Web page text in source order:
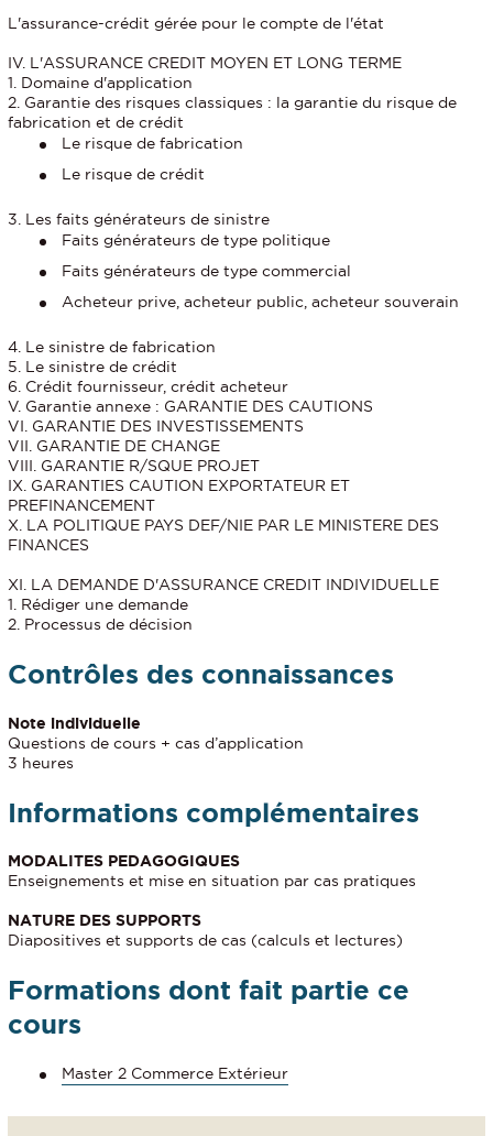
L'assurance-crédit gérée pour le compte de l'état
IV. L'ASSURANCE CREDIT MOYEN ET LONG TERME
1. Domaine d'application
2. Garantie des risques classiques : la garantie du risque de
fabrication et de crédit
Le risque de fabrication
Le risque de crédit
3. Les faits générateurs de sinistre
Faits générateurs de type politique
Faits générateurs de type commercial
Acheteur prive, acheteur public, acheteur souverain
4. Le sinistre de fabrication
5. Le sinistre de crédit
6. Crédit fournisseur, crédit acheteur
V. Garantie annexe : GARANTIE DES CAUTIONS
VI. GARANTIE DES INVESTISSEMENTS
VII. GARANTIE DE CHANGE
VIII. GARANTIE R/SQUE PROJET
IX. GARANTIES CAUTION EXPORTATEUR ET
PREFINANCEMENT
X. LA POLITIQUE PAYS DEF/NIE PAR LE MINISTERE DES
FINANCES
XI. LA DEMANDE D'ASSURANCE CREDIT INDIVIDUELLE
1. Rédiger une demande
2. Processus de décision
Contrôles des connaissances
Note individuelle
Questions de cours + cas d’application
3 heures
Informations complémentaires
MODALITES PEDAGOGIQUES
Enseignements et mise en situation par cas pratiques
NATURE DES SUPPORTS
Diapositives et supports de cas (calculs et lectures)
Formations dont fait partie ce
cours
Master 2 Commerce Extérieur